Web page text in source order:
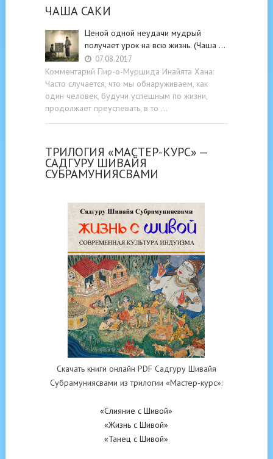
ЧАША САКИ
Ценой одной неудачи мудрый
получает урок на всю жизнь. (Чаша …
07.08.2017
Комментарий Пир-о-Муршида Инайята Хана:
Часто случается, что мы обнаруживаем, как
один человек, будучи успешным по жизни,
продолжает преуспевать, в то …
ТРИЛОГИЯ «МАСТЕР-КУРС» —
САДГУРУ ШИВАЙЯ
СУБРАМУНИЯСВАМИ
Скачать книги онлайн PDF Садгуру Шивайя
Субрамуниясвами из трилогии «Мастер-курс»:
«Слияние с Шивой»
«Жизнь с Шивой»
«Танец с Шивой»